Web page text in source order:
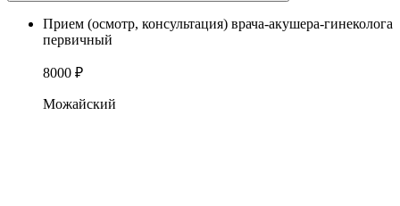
Прием (осмотр, консультация) врача-акушера-гинеколога
первичный
8000 ₽
Можайский